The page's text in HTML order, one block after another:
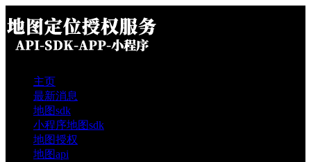
主页
最新消息
地图sdk
小程序地图sdk
地图授权
地图api